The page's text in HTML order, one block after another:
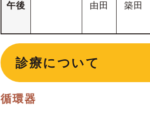
午後 由田 築田
診療について
循環器